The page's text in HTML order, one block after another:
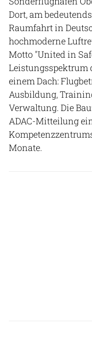
Dort, am
Raumfahrt in
hochmoderne
Motto "United in
Leistungsspektrum
einem Dach:
Ausbildung,
Verwaltung. Die
ADAC-Mitteilung
Monate.